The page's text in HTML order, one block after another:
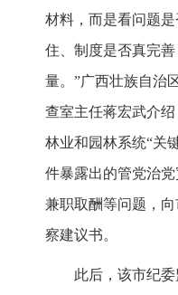
材料，而是看问题
住、制度是否真完
量。”广西壮族自治
查室主任蒋宏武介
林业和园林系统“关
件暴露出的管党治党
兼职取酬等问题，
察建议书。
此后，该市纪